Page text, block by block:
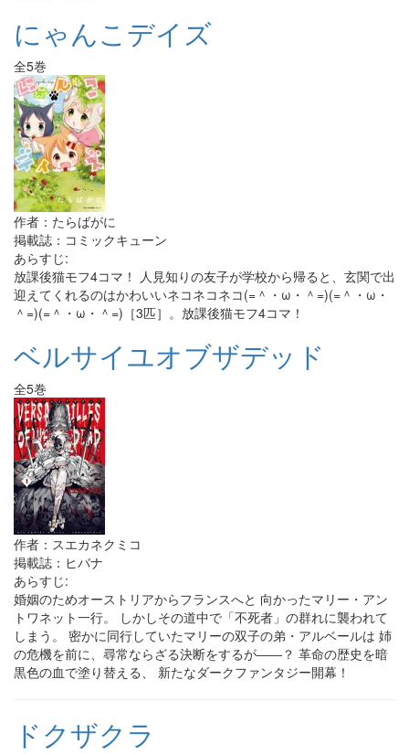
にゃんこデイズ
全5巻
作者：たらばがに
掲載誌：コミックキューン
あらすじ:
放課後猫モフ4コマ！ 人見知りの友子が学校から帰ると、玄関で出
迎えてくれるのはかわいいネコネコネコ(=＾・ω・＾=)(=＾・ω・
＾=)(=＾・ω・＾=)［3匹］。放課後猫モフ4コマ！
ベルサイユオブザデッド
全5巻
作者：スエカネクミコ
掲載誌：ヒバナ
あらすじ:
婚姻のためオーストリアからフランスへと 向かったマリー・アン
トワネット一行。 しかしその道中で「不死者」の群れに襲われて
しまう。 密かに同行していたマリーの双子の弟・アルベールは 姉
の危機を前に、尋常ならざる決断をするが――？ 革命の歴史を暗
黒色の血で塗り替える、 新たなダークファンタジー開幕！
ドクザクラ